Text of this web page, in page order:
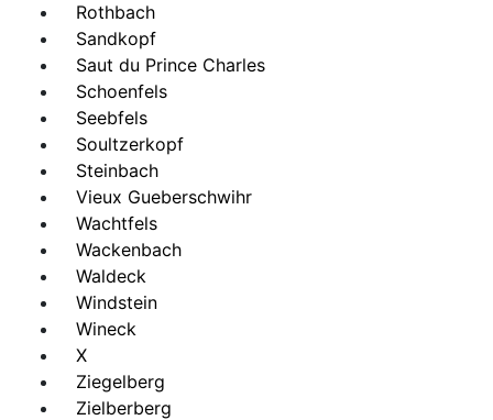
Rothbach
Sandkopf
Saut du Prince Charles
Schoenfels
Seebfels
Soultzerkopf
Steinbach
Vieux Gueberschwihr
Wachtfels
Wackenbach
Waldeck
Windstein
Wineck
X
Ziegelberg
Zielberberg